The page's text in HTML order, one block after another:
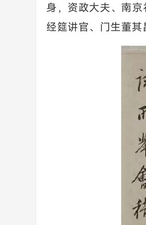
身，资政大夫、南
经筵讲官、门生董其